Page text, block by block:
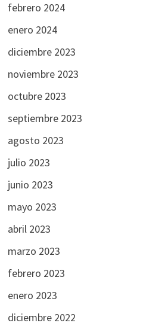
febrero 2024
enero 2024
diciembre 2023
noviembre 2023
octubre 2023
septiembre 2023
agosto 2023
julio 2023
junio 2023
mayo 2023
abril 2023
marzo 2023
febrero 2023
enero 2023
diciembre 2022